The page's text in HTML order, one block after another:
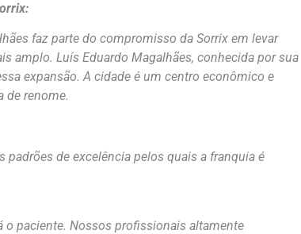
faz parte do compromisso da Sorrix em levar
amplo. Luís Eduardo Magalhães, conhecida por sua
expansão. A cidade é um centro econômico e
de renome.
padrões de excelência pelos quais a franquia é
paciente. Nossos profissionais altamente